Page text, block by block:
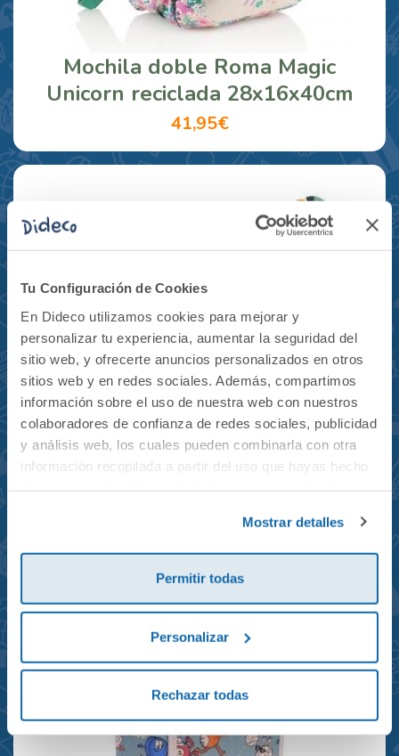
Tu Configuración de Cookies
En Dideco utilizamos cookies para mejorar y
personalizar tu experiencia, aumentar la seguridad del
sitio web, y ofrecerte anuncios personalizados en otros
sitios web y en redes sociales. Además, compartimos
información sobre el uso de nuestra web con nuestros
colaboradores de confianza de redes sociales, publicidad
y análisis web, los cuales pueden combinarla con otra
información recopilada a partir del uso que hayas hecho
Mostrar detalles
Permitir todas
Personalizar
Rechazar todas
Mochila doble Roma Magic
Unicorn reciclada 28x16x40cm
41,95€
reciclada 21x10x28cm
23,95€